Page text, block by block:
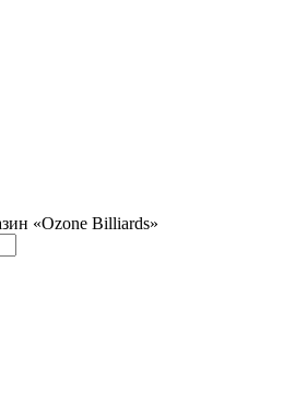
«Ozone Billiards»